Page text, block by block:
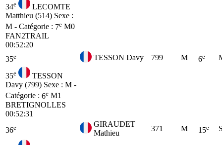
34e
LECOMTE
Matthieu (514) Sexe :
M - Catégorie : 7e M0
FAN2TRAIL
00:52:20
35e TESSON Davy 799 M 6e
35e
TESSON
Davy (799) Sexe : M -
Catégorie : 6e M1
BRETIGNOLLES
00:52:31
36e
GIRAUDET
Mathieu
371 M 15e